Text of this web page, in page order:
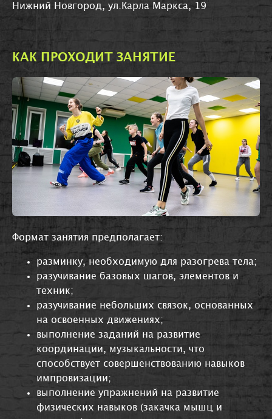
Нижний Новгород, ул.Карла Маркса, 19
КАК ПРОХОДИТ ЗАНЯТИЕ
Формат занятия предполагает:
разминку, необходимую для разогрева тела;
разучивание базовых шагов, элементов и
техник;
разучивание небольших связок, основанных
на освоенных движениях;
выполнение заданий на развитие
координации, музыкальности, что
способствует совершенствованию навыков
импровизации;
выполнение упражнений на развитие
физических навыков (закачка мышц и